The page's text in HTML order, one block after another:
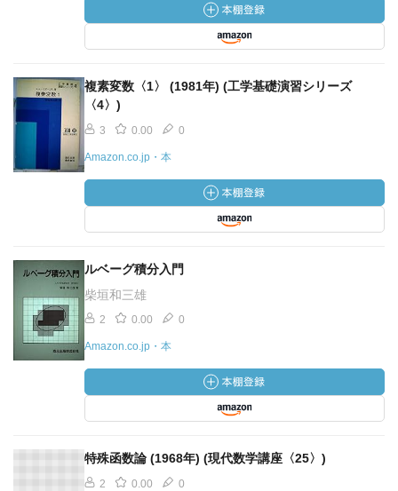
複素変数〈1〉 (1981年) (工学基礎演習シリーズ
〈4〉)
3 0.00 0
Amazon.co.jp・本
ルベーグ積分入門
柴垣和三雄
2 0.00 0
Amazon.co.jp・本
特殊函数論 (1968年) (現代数学講座〈25〉)
2 0.00 0